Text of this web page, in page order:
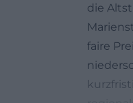
die
faire